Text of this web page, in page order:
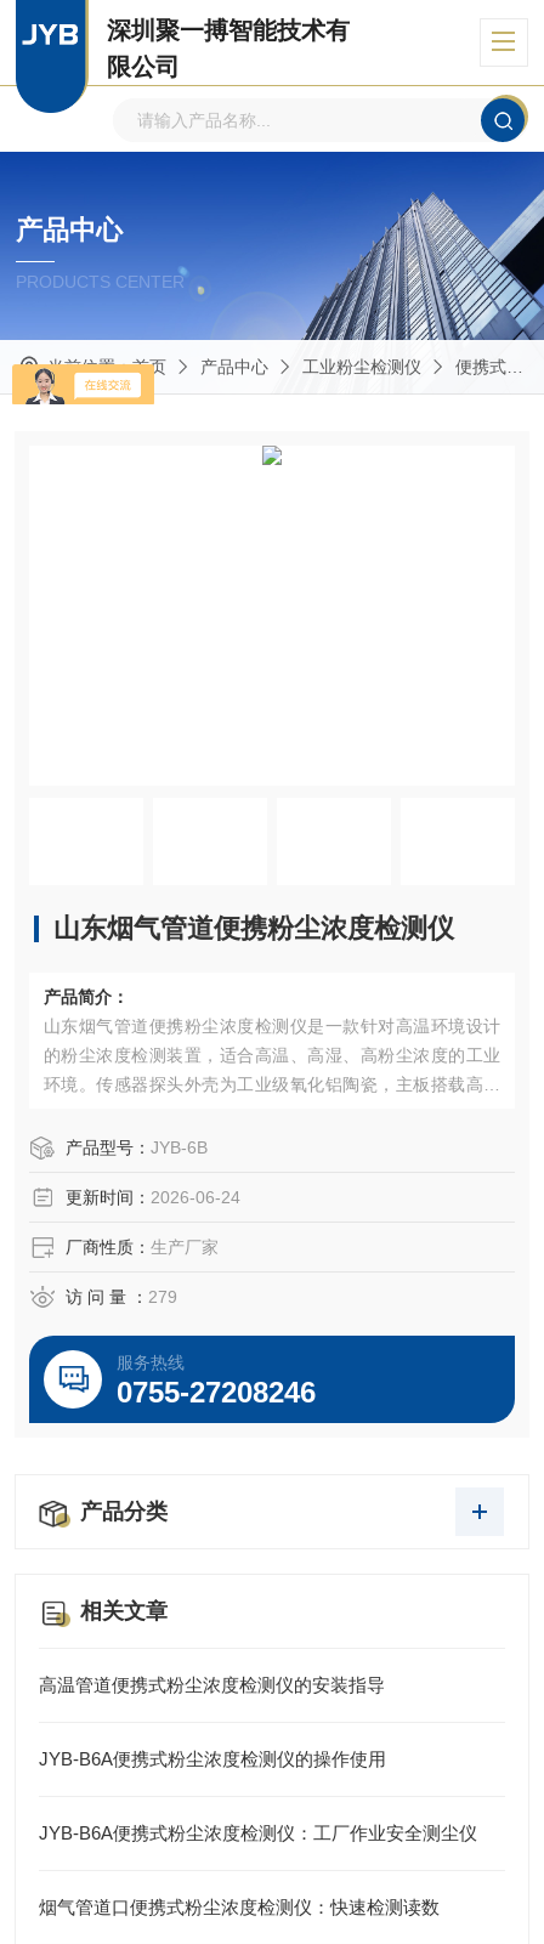
深圳聚一搏智能技术有
限公司
产品中心
PRODUCTS CENTER
当前位置：首页 产品中心 工业粉尘检测仪 便携式粉尘浓度检测仪
山东烟气管道便携粉尘浓度检测仪
产品简介：
山东烟气管道便携粉尘浓度检测仪是一款针对高温环境设计
的粉尘浓度检测装置，适合高温、高湿、高粉尘浓度的工业
环境。传感器探头外壳为工业级氧化铝陶瓷，主板搭载高温
产品型号： JYB-6B
更新时间： 2026-06-24
厂商性质： 生产厂家
访 问 量 ： 279
服务热线
0755-27208246
产品分类
相关文章
高温管道便携式粉尘浓度检测仪的安装指导
JYB-B6A便携式粉尘浓度检测仪的操作使用
JYB-B6A便携式粉尘浓度检测仪：工厂作业安全测尘仪
烟气管道口便携式粉尘浓度检测仪：快速检测读数